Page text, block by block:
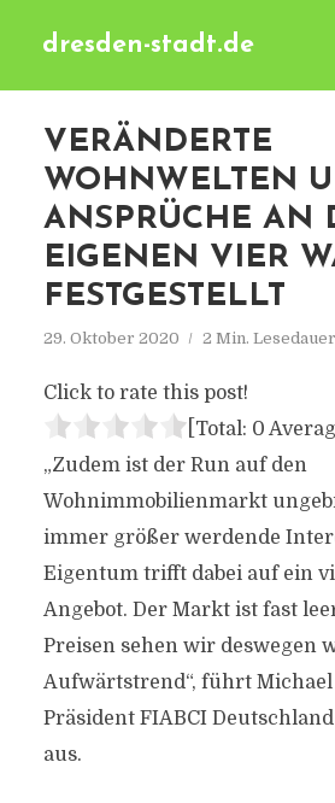
dresden-stadt.de
VERÄNDERTE
WOHNWELTEN
ANSPRÜCHE AN
EIGENEN VIER
FESTGESTELLT
29. Oktober 2020 2 Min. Lesedauer
Click to rate this post!
[Total: 0
„Zudem ist der Run auf den
Wohnimmobilienmarkt
immer größer werdende
Eigentum trifft dabei auf ein
Angebot. Der Markt ist fast
Preisen sehen wir deswegen
Aufwärtstrend“, führt
Präsident FIABCI
aus.